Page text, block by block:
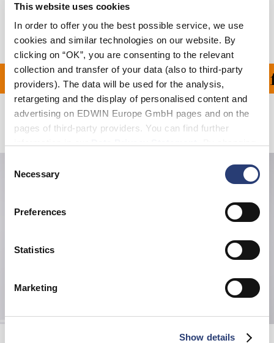
This website uses cookies
In order to offer you the best possible service, we use
cookies and similar technologies on our website. By
clicking on “OK”, you are consenting to the relevant
collection and transfer of your data (also to third-party
providers). The data will be used for the analysis,
retargeting and the display of personalised content and
advertising on EDWIN Europe GmbH pages and on the
pages of third-party providers. You can find further
cookies or determine how they are used at any time.
Selection
Necessary
Preferences
Statistics
Marketing
Show details
Informations du fabricant
À PARTIR DE
Produits apparentés
Regular Tapered Jeans